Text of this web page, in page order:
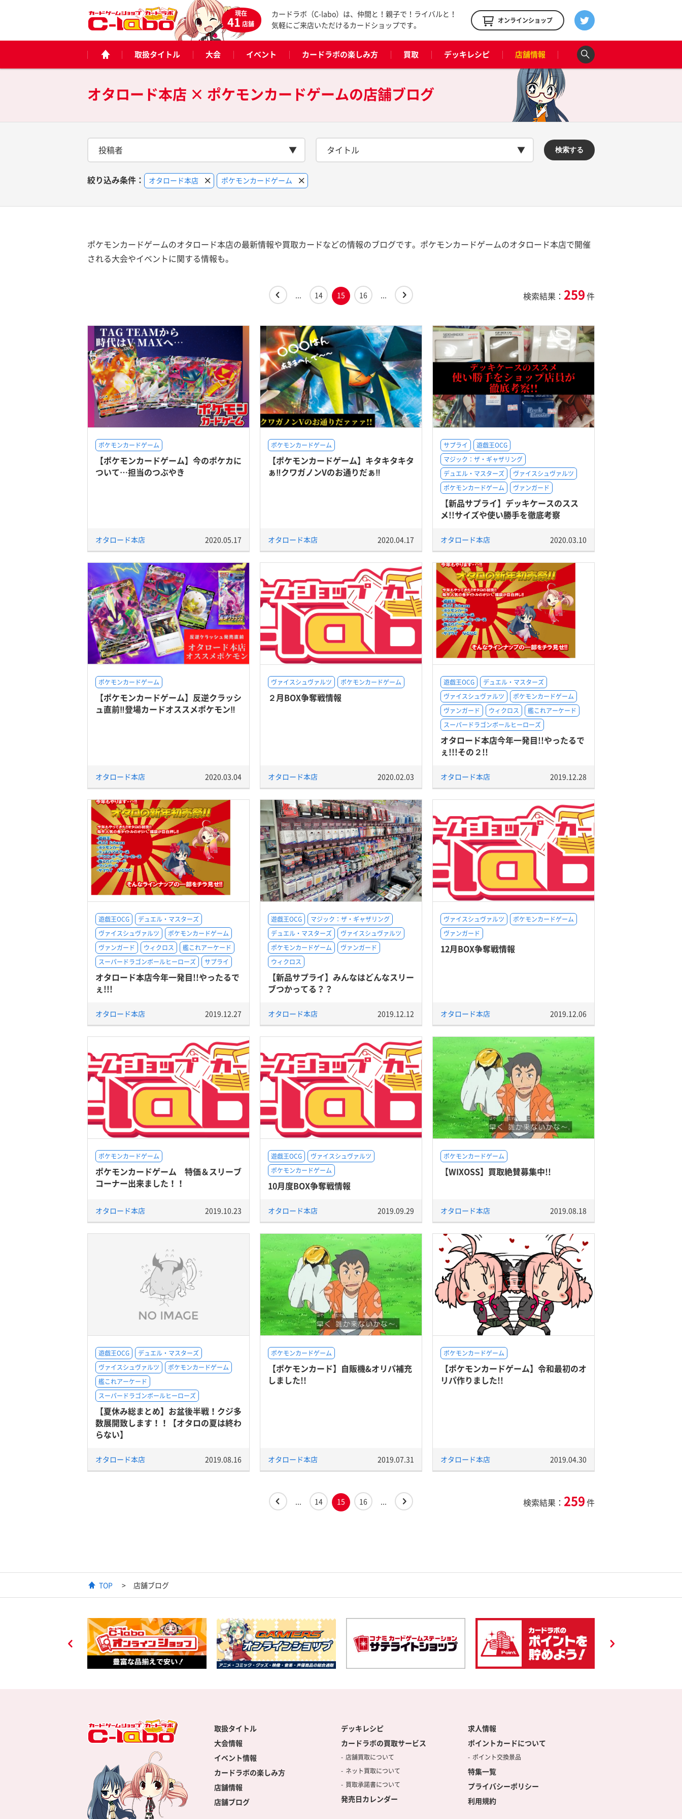
現在
41店舗
カードラボ（C-labo）は、仲間と！親子で！ライバルと！
気軽にご来店いただけるカードショップです。
オンラインショップ
取扱タイトル 大会 イベント カードラボの楽しみ方 買取 デッキレシピ 店舗情報
オタロード本店 × ポケモンカードゲームの店舗ブログ
投稿者 タイトル 検索する
絞り込み条件： オタロード本店 ポケモンカードゲーム
ポケモンカードゲームのオタロード本店の最新情報や買取カードなどの情報のブログです。ポケモンカードゲームのオタロード本店で開催
される大会やイベントに関する情報も。
... 14 15 16 ... 検索結果： 259件
ポケモンカードゲーム
【ポケモンカードゲーム】今のポケカに
ついて…担当のつぶやき
オタロード本店 2020.05.17
ポケモンカードゲーム
【ポケモンカードゲーム】キタキタキタ
ぁ‼クワガノンVのお通りだぁ‼
オタロード本店 2020.04.17
サプライ
遊戯王OCG
マジック：ザ・ギャザリング
デュエル・マスターズ
ヴァイスシュヴァルツ
ポケモンカードゲーム
ヴァンガード
【新品サプライ】デッキケースのスス
メ!!サイズや使い勝手を徹底考察
オタロード本店 2020.03.10
ポケモンカードゲーム
【ポケモンカードゲーム】反逆クラッシ
ュ直前‼登場カードオススメポケモン‼
オタロード本店 2020.03.04
ヴァイスシュヴァルツ ポケモンカードゲーム
２月BOX争奪戦情報
オタロード本店 2020.02.03
遊戯王OCG
デュエル・マスターズ
ヴァイスシュヴァルツ
ポケモンカードゲーム
ヴァンガード
ウィクロス
艦これアーケード
スーパードラゴンボールヒーローズ
オタロード本店今年一発目!!やったるで
ぇ!!!その２!!
オタロード本店 2019.12.28
遊戯王OCG
デュエル・マスターズ
ヴァイスシュヴァルツ
ポケモンカードゲーム
ヴァンガード
ウィクロス
艦これアーケード
スーパードラゴンボールヒーローズ
サプライ
オタロード本店今年一発目!!やったるで
ぇ!!!
オタロード本店 2019.12.27
遊戯王OCG
マジック：ザ・ギャザリング
デュエル・マスターズ
ヴァイスシュヴァルツ
ポケモンカードゲーム
ヴァンガード
ウィクロス
【新品サプライ】みんなはどんなスリー
ブつかってる？？
オタロード本店 2019.12.12
ヴァイスシュヴァルツ
ポケモンカードゲーム
ヴァンガード
12月BOX争奪戦情報
オタロード本店 2019.12.06
ポケモンカードゲーム
ポケモンカードゲーム 特価＆スリーブ
コーナー出来ました！！
オタロード本店 2019.10.23
遊戯王OCG
ヴァイスシュヴァルツ
ポケモンカードゲーム
10月度BOX争奪戦情報
オタロード本店 2019.09.29
ポケモンカードゲーム
【WIXOSS】買取絶賛募集中!!
オタロード本店 2019.08.18
遊戯王OCG
デュエル・マスターズ
ヴァイスシュヴァルツ
ポケモンカードゲーム
艦これアーケード
スーパードラゴンボールヒーローズ
【夏休み総まとめ】お盆後半戦！クジ多
数展開致します！！【オタロの夏は終わ
らない】
オタロード本店 2019.08.16
ポケモンカードゲーム
【ポケモンカード】自販機&オリパ補充
しました!!
オタロード本店 2019.07.31
ポケモンカードゲーム
【ポケモンカードゲーム】令和最初のオ
リパ作りました!!
オタロード本店 2019.04.30
... 14 15 16 ... 検索結果： 259件
TOP 店舗ブログ
取扱タイトル
大会情報
イベント情報
カードラボの楽しみ方
店舗情報
店舗ブログ
デッキレシピ
カードラボの買取サービス
店舗買取について
ネット買取について
買取承諾書について
発売日カレンダー
求人情報
ポイントカードについて
ポイント交換景品
特集一覧
プライバシーポリシー
利用規約